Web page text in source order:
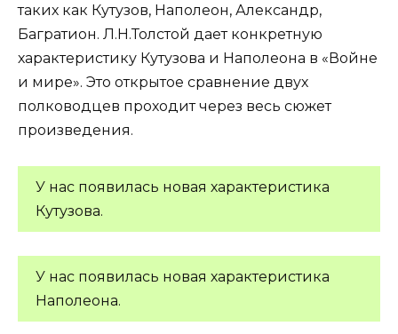
таких как Кутузов, Наполеон, Александр,
Багратион. Л.Н.Толстой дает конкретную
характеристику Кутузова и Наполеона в «Войне
и мире». Это открытое сравнение двух
полководцев проходит через весь сюжет
произведения.
У нас появилась новая характеристика
Кутузова.
У нас появилась новая характеристика
Наполеона.